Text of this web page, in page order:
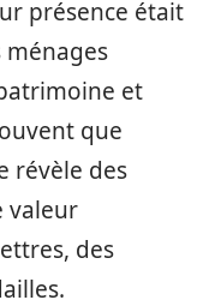
présence était
ménages
et
que
révèle des
valeur
des